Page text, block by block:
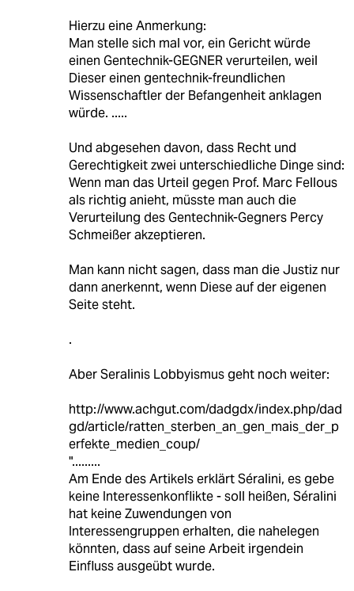
Hierzu eine Anmerkung:
Man stelle sich mal vor, ein Gericht würde
einen Gentechnik-GEGNER verurteilen, weil
Dieser einen gentechnik-freundlichen
Wissenschaftler der Befangenheit anklagen
würde. .....
Und abgesehen davon, dass Recht und
Gerechtigkeit zwei unterschiedliche Dinge sind:
Wenn man das Urteil gegen Prof. Marc Fellous
als richtig anieht, müsste man auch die
Verurteilung des Gentechnik-Gegners Percy
Schmeißer akzeptieren.
Man kann nicht sagen, dass man die Justiz nur
dann anerkennt, wenn Diese auf der eigenen
Seite steht.
.
Aber Seralinis Lobbyismus geht noch weiter:
http://www.achgut.com/dadgdx/index.php/dad
gd/article/ratten_sterben_an_gen_mais_der_p
erfekte_medien_coup/
".........
Am Ende des Artikels erklärt Séralini, es gebe
keine Interessenkonflikte - soll heißen, Séralini
hat keine Zuwendungen von
Interessengruppen erhalten, die nahelegen
könnten, dass auf seine Arbeit irgendein
Einfluss ausgeübt wurde.